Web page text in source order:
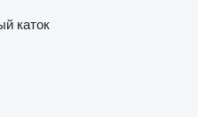
каток